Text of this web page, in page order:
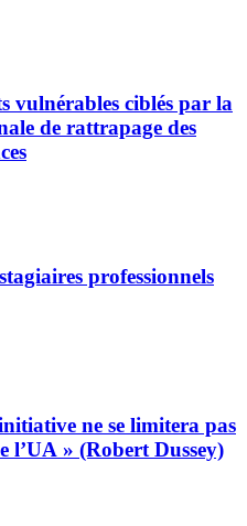
vulnérables ciblés par la
de rattrapage des
professionnels
ne se limitera pas
l’UA » (Robert Dussey)